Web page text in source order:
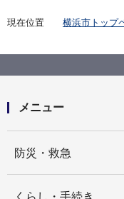
現在位置
横浜市トップ
自動車本部運
市営バスにベ
メニュー
防災・救急
くらし・手続き